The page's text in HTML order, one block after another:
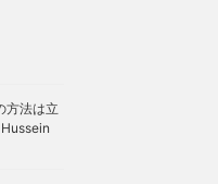
方法は立